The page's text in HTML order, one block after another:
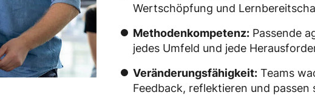
Wertschöpfung und
Methodenkompetenz: Passende
jedes Umfeld und jede
Veränderungsfähigkeit: Teams
Feedback, reflektieren und passen